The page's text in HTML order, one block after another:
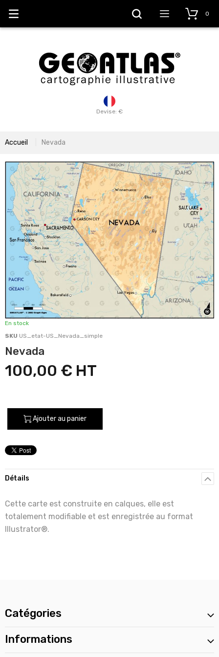
Devise: €
0
Accueil Nevada
En stock
SKU US_etat-US_Nevada_simple
Nevada
100,00 €
Ajouter au panier
Détails
Cette carte est construite en calques, elle est
totalement modifiable et est enregistrée au format
Illustrator®.
Catégories
Informations